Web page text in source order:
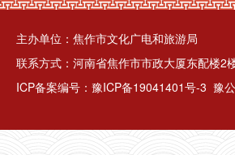
主办单位：焦作市文化广电和旅游局
联系方式：河南省焦作市市政大厦东配楼2
ICP备案编号： 豫ICP备19041401号-3 豫